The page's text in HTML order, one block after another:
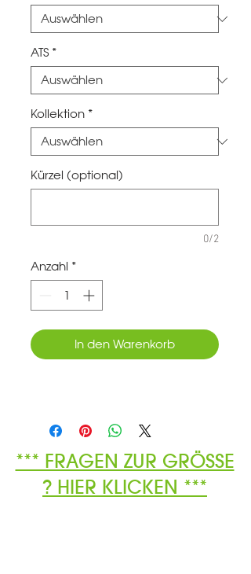
ATS *
Kollektion *
Kürzel (optional)
0/2
Anzahl *
In den Warenkorb
*** FRAGEN ZUR GRÖSSE
? HIER KLICKEN ***